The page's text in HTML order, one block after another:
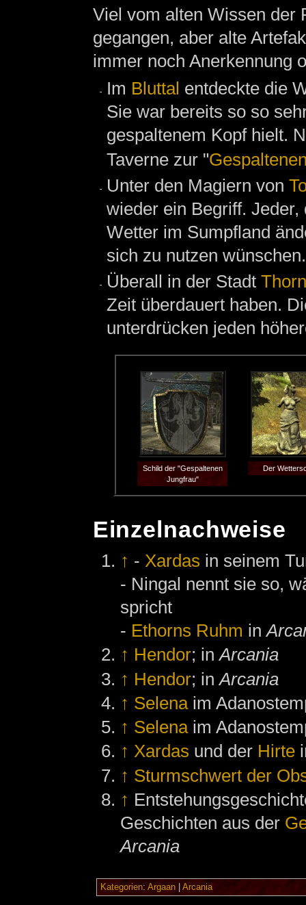
Viel vom alten Wissen der
gegangen, aber alte
immer noch Anerkennung
Im Bluttal entdeckte die
Sie war bereits so so
gespaltenem Kopf hielt.
Taverne zur "
Unter den Magiern von
wieder ein Begriff.
Wetter im Sumpfland
sich zu nutzen wünschen.
Überall in der Stadt
Zeit überdauert haben.
unterdrücken jeden
Schild der "Gespaltenen
Jungfrau"
Der
Einzelnachweise
↑ -Xardas in seinem
- Ningal nennt sie so,
spricht
- Ethorns Ruhm in
↑ Hendor; inArcania
↑ Hendor; inArcania
↑ Selenaim
↑ Selenaim
↑ Xardas und der Hirte
↑ Sturmschwert der
↑
Geschichten aus der
Arcania
Kategorien: Argaan| Arcania